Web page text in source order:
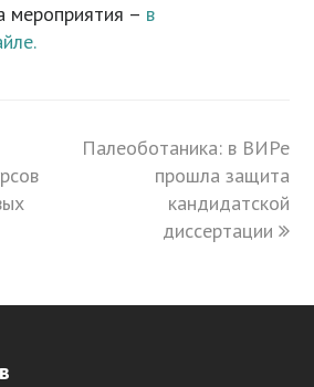
мероприятия – в
next
Палеоботаника: в ВИРе
прошла защита
кандидатской
диссертации